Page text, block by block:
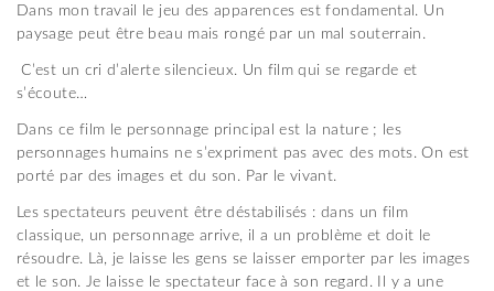
Dans mon travail le jeu des apparences est fondamental. Un
paysage peut être beau mais rongé par un mal souterrain.
C’est un cri d’alerte silencieux. Un film qui se regarde et
s’écoute…
Dans ce film le personnage principal est la nature ; les
personnages humains ne s’expriment pas avec des mots. On est
porté par des images et du son. Par le vivant.
Les spectateurs peuvent être déstabilisés : dans un film
classique, un personnage arrive, il a un problème et doit le
résoudre. Là, je laisse les gens se laisser emporter par les images
et le son. Je laisse le spectateur face à son regard. Il y a une